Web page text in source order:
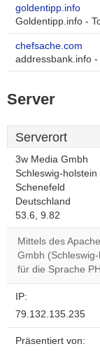
goldentipp.info
Goldentipp.info -
chefsache.com
addressbank.info
Server
Serverort
3w Media Gmbh
Schleswig-holstein
Schenefeld
Deutschland
53.6, 9.82
Mittels des
Gmbh
für die Sprache
IP:
79.132.135.235
Präsentiert von: